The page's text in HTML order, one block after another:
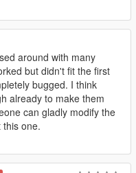
around with many
but didn't fit the first
bugged. I think
already to make them
can gladly modify the
this one.